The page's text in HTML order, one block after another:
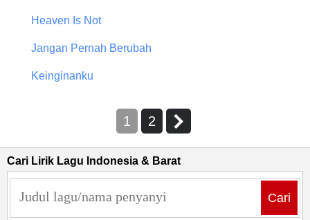
Heaven Is Not
Jangan Pernah Berubah
Keinginanku
1 2
Cari Lirik Lagu Indonesia & Barat
Cari